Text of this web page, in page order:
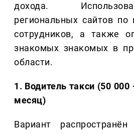
дохода.
региональных сайтов по
сотрудников, а также
знакомых знакомых в
области.
1. Водитель такси (50
месяц)
Вариант